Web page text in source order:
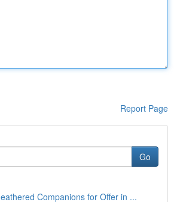
Report Page
Go
Companions for Offer in ...